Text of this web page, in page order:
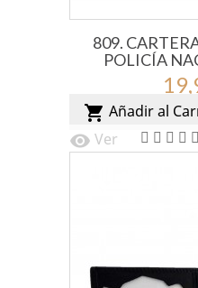
809.
POLICÍA
shopping_cart Añadir al
visibility Ver